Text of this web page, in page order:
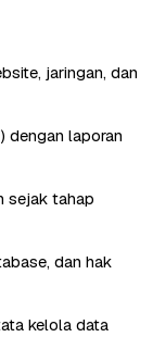
jaringan, dan
dengan laporan
sejak tahap
dan hak
kelola data